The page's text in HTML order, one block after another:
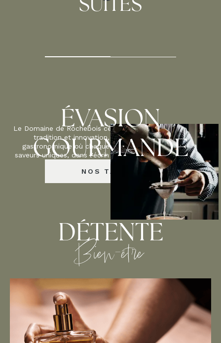
SUITES
ÉVASION
GOURMANDE
Le Domaine de Rochebois célèbre l'alliance parfaite entre
tradition et innovation, offrant une expérience
gastronomique où chaque plat révèle une palette de
saveurs uniques, dans l'écrin enchanteur du Périgord Noir.
NOS TABLES
DÉTENTE
Bien-être